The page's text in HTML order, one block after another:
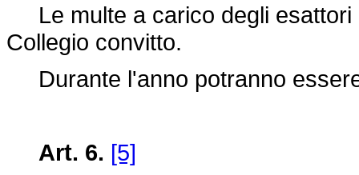
Le multe a carico degli esattori
Collegio convitto.
Durante l'anno potranno
Art. 6. [5]